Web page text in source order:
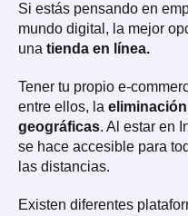
Si estás pensando en
mundo digital, la mejor
una tienda en línea.
Tener tu propio e-
entre ellos, la
geográficas. Al estar en
se hace accesible para
las distancias.
Existen diferentes